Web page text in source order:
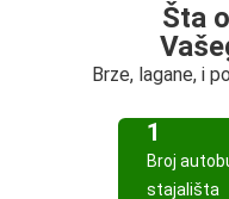
Šta
Brze, lagane, i
1
Broj
stajališta